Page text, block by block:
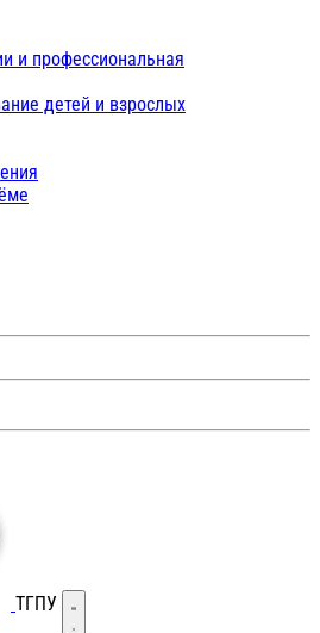
и профессиональная
детей и взрослых
ТГПУ Открыть меню